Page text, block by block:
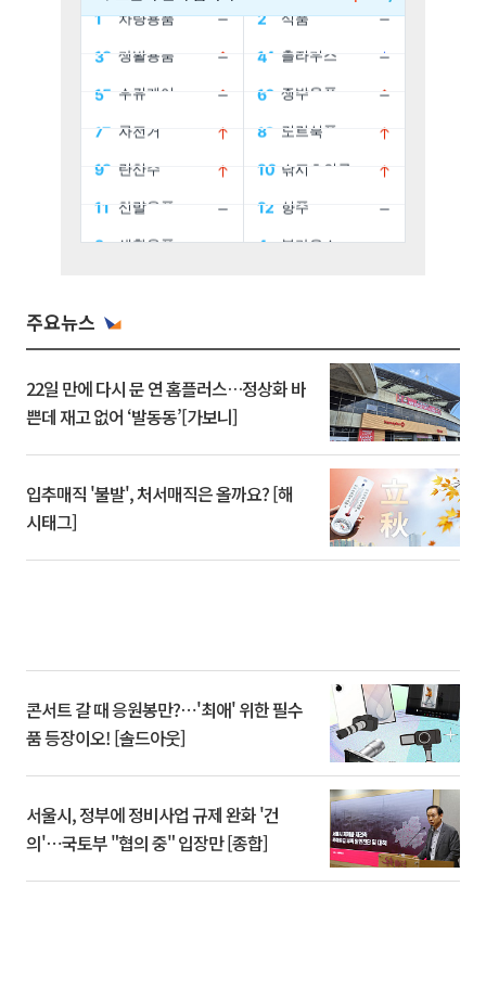
주요뉴스
22일 만에 다시 문 연 홈플러스…정상화 바
쁜데 재고 없어 ‘발동동’[가보니]
입추매직 '불발', 처서매직은 올까요? [해
시태그]
콘서트 갈 때 응원봉만?⋯'최애' 위한 필수
품 등장이오! [솔드아웃]
서울시, 정부에 정비사업 규제 완화 '건
의'⋯국토부 "협의 중" 입장만 [종합]